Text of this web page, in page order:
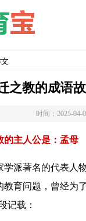
之教的成语
时间：2025-
的主人公是：孟母
学派著名的代表人
教育问题，曾经为
记载：